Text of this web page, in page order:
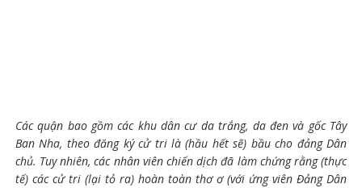
Các quận bao gồm các khu dân cư da trắng, da đen và gốc Tây
Ban Nha, theo đăng ký cử tri là (hầu hết sẽ) bầu cho đảng Dân
chủ. Tuy nhiên, các nhân viên chiến dịch đã làm chứng rằng (thực
tế) các cử tri (lại tỏ ra) hoàn toàn thơ ơ (với ứng viên Đảng Dân